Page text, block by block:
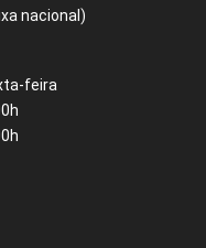
nacional)
feira